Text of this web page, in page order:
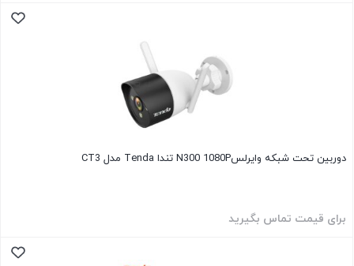
دوربین تحت شبکه وایرلسN300 1080P تندا Tenda مدل CT3
برای قیمت تماس بگیرید